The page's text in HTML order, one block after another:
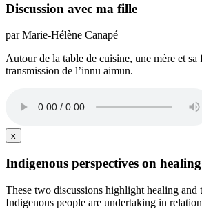
Discussion avec ma fille
par Marie-Hélène Canapé
Autour de la table de cuisine, une mère et sa
transmission de l’innu aimun.
x
Indigenous perspectives on healing
These two discussions highlight healing and
Indigenous people are undertaking in